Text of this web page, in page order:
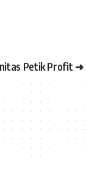
Petik Profit ➜